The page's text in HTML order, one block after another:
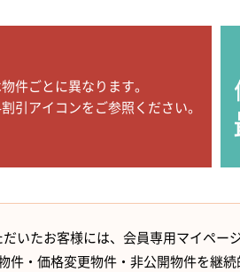
件ごとに異なります。
引アイコンをご参照ください。
いたお客様には、会員専用マイペー
件・価格変更物件・非公開物件を継続